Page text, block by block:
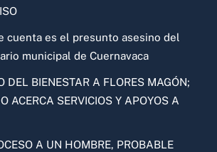
cuenta es el presunto asesino del
municipal de Cuernavaca
DEL BIENESTAR A FLORES MAGÓN;
ACERCA SERVICIOS Y APOYOS A
A UN HOMBRE, PROBABLE